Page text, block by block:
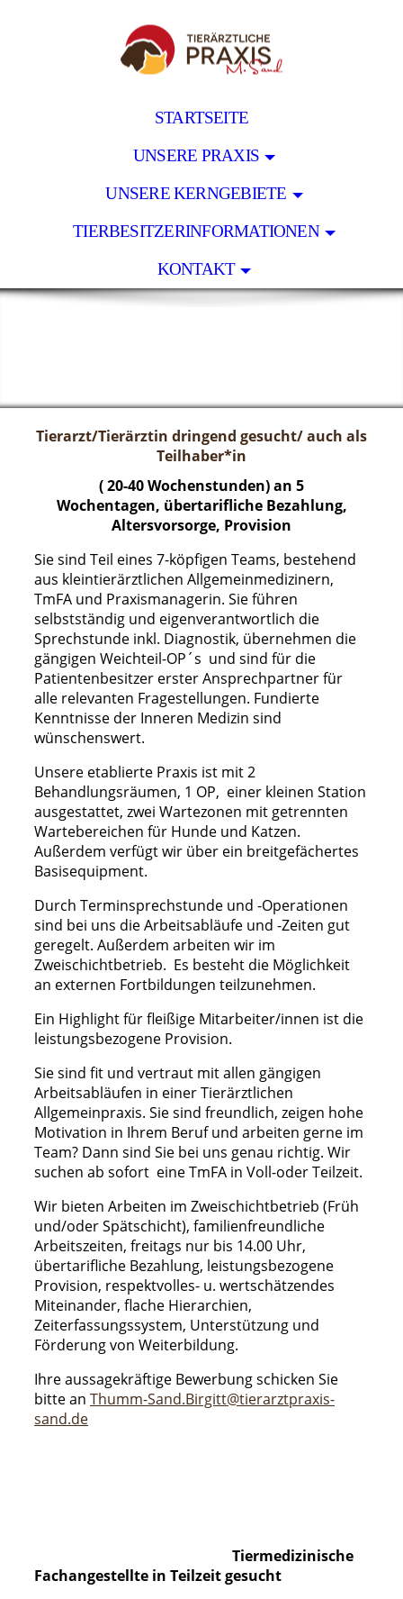
STARTSEITE
UNSERE PRAXIS
UNSERE KERNGEBIETE
TIERBESITZERINFORMATIONEN
KONTAKT
Tierarzt/Tierärztin dringend gesucht/ auch als
Teilhaber*in
( 20-40 Wochenstunden) an 5
Wochentagen, übertarifliche Bezahlung,
Altersvorsorge, Provision
Sie sind Teil eines 7-köpfigen Teams, bestehend
aus kleintierärztlichen Allgemeinmedizinern,
TmFA und Praxismanagerin. Sie führen
selbstständig und eigenverantwortlich die
Sprechstunde inkl. Diagnostik, übernehmen die
gängigen Weichteil-OP´s und sind für die
Patientenbesitzer erster Ansprechpartner für
alle relevanten Fragestellungen. Fundierte
Kenntnisse der Inneren Medizin sind
wünschenswert.
Unsere etablierte Praxis ist mit 2
Behandlungsräumen, 1 OP, einer kleinen Station
ausgestattet, zwei Wartezonen mit getrennten
Wartebereichen für Hunde und Katzen.
Außerdem verfügt wir über ein breitgefächertes
Basisequipment.
Durch Terminsprechstunde und -Operationen
sind bei uns die Arbeitsabläufe und -Zeiten gut
geregelt. Außerdem arbeiten wir im
Zweischichtbetrieb. Es besteht die Möglichkeit
an externen Fortbildungen teilzunehmen.
Ein Highlight für fleißige Mitarbeiter/innen ist die
leistungsbezogene Provision.
Sie sind fit und vertraut mit allen gängigen
Arbeitsabläufen in einer Tierärztlichen
Allgemeinpraxis. Sie sind freundlich, zeigen hohe
Motivation in Ihrem Beruf und arbeiten gerne im
Team? Dann sind Sie bei uns genau richtig. Wir
suchen ab sofort eine TmFA in Voll-oder Teilzeit.
Wir bieten Arbeiten im Zweischichtbetrieb (Früh
und/oder Spätschicht), familienfreundliche
Arbeitszeiten, freitags nur bis 14.00 Uhr,
übertarifliche Bezahlung, leistungsbezogene
Provision, respektvolles- u. wertschätzendes
Miteinander, flache Hierarchien,
Zeiterfassungssystem, Unterstützung und
Förderung von Weiterbildung.
Ihre aussagekräftige Bewerbung schicken Sie
bitte an Thumm-Sand.Birgitt@tierarztpraxis-
sand.de
Tiermedizinische
Fachangestellte in Teilzeit gesucht